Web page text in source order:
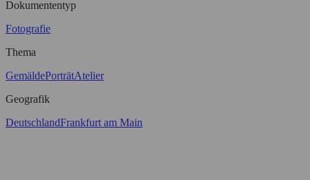
Dokumententyp
Fotografie
Thema
GemäldePorträtAtelier
Geografik
DeutschlandFrankfurt am Main